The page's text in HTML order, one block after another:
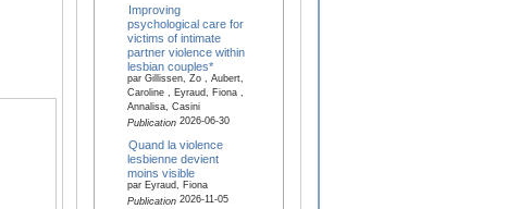
Improving
psychological care for
victims of intimate
partner violence within
lesbian couples*
par Gillissen, Zo , Aubert,
Caroline , Eyraud, Fiona ,
Annalisa, Casini
Publication2026-06-30
Quand la violence
lesbienne devient
moins visible
par Eyraud, Fiona
Publication2026-11-05